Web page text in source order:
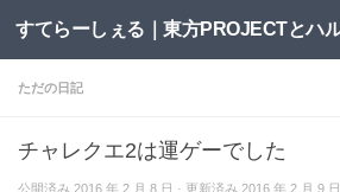
コンテンツへスキップ
ただの日記
チャレクエ2は運ゲーでした
公開済み 2016 年 2 月 8 日 · 更新済み 2016 年 2 月 9 日